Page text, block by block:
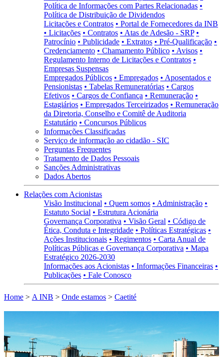
Política de Informações com Partes Relacionadas •
Política de Distribuição de Dividendos
Licitações e Contratos • Portal de Fornecedores da INB
• Licitações • Contratos • Atas de Adesão - SRP •
Patrocínio • Publicidade • Extratos • Pré-Qualificação •
Credenciamento • Chamamento Público • Avisos •
Regulamento Interno de Licitações e Contratos •
Empresas Suspensas
Empregados Públicos • Empregados • Aposentados e
Pensionistas • Tabelas Remuneratórias • Cargos
Efetivos • Cargos de Confiança • Remuneração •
Estagiários • Empregados Terceirizados • Remuneração
da Diretoria, Conselho e Comitê de Auditoria
Estatutário • Concursos Públicos
Informações Classificadas
Serviço de informação ao cidadão - SIC
Perguntas Frequentes
Tratamento de Dados Pessoais
Sanções Administrativas
Dados Abertos
Relações com Acionistas
Visão Institucional • Quem somos • Administração •
Estatuto Social • Estrutura Acionária
Governança Corporativa • Visão Geral • Código de
Ética, Conduta e Integridade • Políticas Estratégicas •
Ações Institucionais • Regimentos • Carta Anual de
Políticas Públicas e Governança Corporativa • Mapa
Estratégico 2026-2030
Informações aos Acionistas • Informações Financeiras •
Publicações • Fale Conosco
Home > A INB > Onde estamos > Caetité